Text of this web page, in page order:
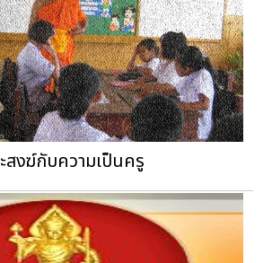
สงฆ์กับความเป็นครู